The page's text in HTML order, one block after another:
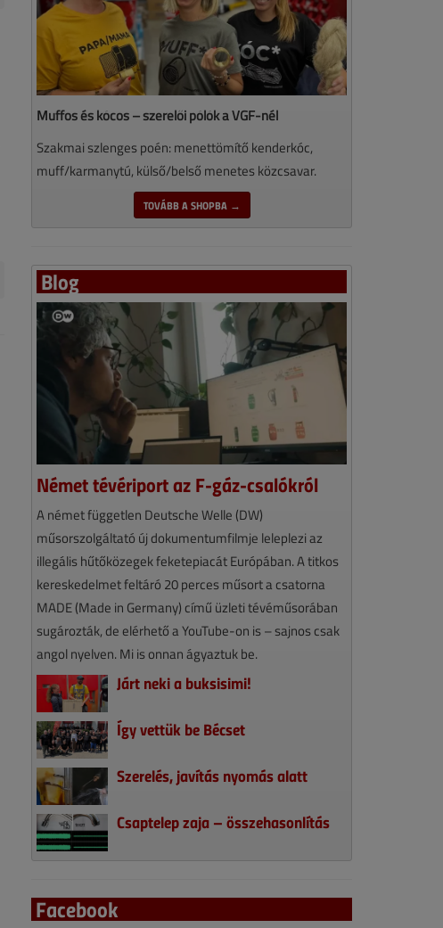
Muffos és kócos – szerelői pólók a VGF-nél
Szakmai szlenges poén: menettömítő kenderkóc,
muff/karmanytú, külső/belső menetes közcsavar.
TOVÁBB A SHOPBA →
Blog
Német tévériport az F-gáz-csalókról
A német független Deutsche Welle (DW)
műsorszolgáltató új dokumentumfilmje leleplezi az
illegális hűtőközegek feketepiacát Európában. A titkos
kereskedelmet feltáró 20 perces műsort a csatorna
MADE (Made in Germany) című üzleti tévéműsorában
sugározták, de elérhető a YouTube-on is – sajnos csak
angol nyelven. Mi is onnan ágyaztuk be.
Járt neki a buksisimi!
Így vettük be Bécset
Szerelés, javítás nyomás alatt
Csaptelep zaja – összehasonlítás
Facebook